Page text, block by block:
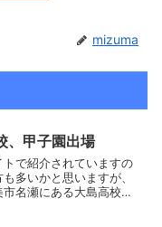
mizuma
、甲子園出場
トで紹介されていますの
多いかと思いますが、
名瀬にある大島高校が